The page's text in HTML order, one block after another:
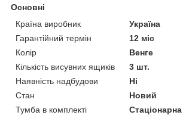
Основні
Країна виробник
Україна
Гарантійний термін
12 міс
Колір
Венге
Кількість висувних ящиків
3 шт.
Наявність надбудови
Ні
Стан
Новий
Тумба в комплекті
Стаціонарна